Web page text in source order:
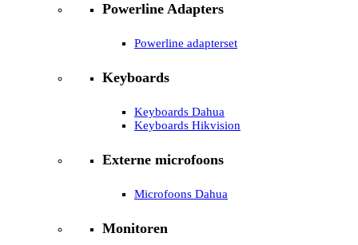
Powerline Adapters
Powerline adapterset
Keyboards
Keyboards Dahua
Keyboards Hikvision
Externe microfoons
Microfoons Dahua
Monitoren